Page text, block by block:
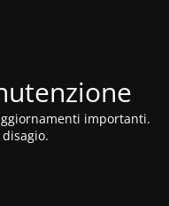
importanti.